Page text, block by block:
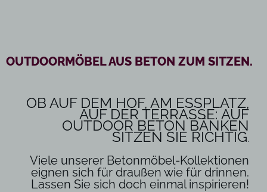
OUTDOORMÖBEL AUS BETON ZUM SITZEN.
OB AUF DEM HOF, AM ESSPLATZ,
AUF DER TERRASSE: AUF
OUTDOOR BETON BÄNKEN
SITZEN SIE RICHTIG.
Viele unserer Betonmöbel-Kollektionen
eignen sich für draußen wie für drinnen.
Lassen Sie sich doch einmal inspirieren!